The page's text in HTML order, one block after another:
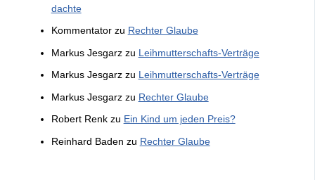
dachte
Kommentatorzu Rechter Glaube
Markus Jesgarzzu Leihmutterschafts-Verträge
Markus Jesgarzzu Leihmutterschafts-Verträge
Markus Jesgarzzu Rechter Glaube
Robert Renkzu Ein Kind um jeden Preis?
Reinhard Baden zu Rechter Glaube